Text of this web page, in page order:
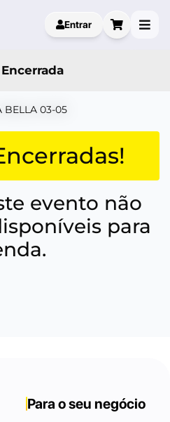
Entrar
evento não
para
Para o seu negócio